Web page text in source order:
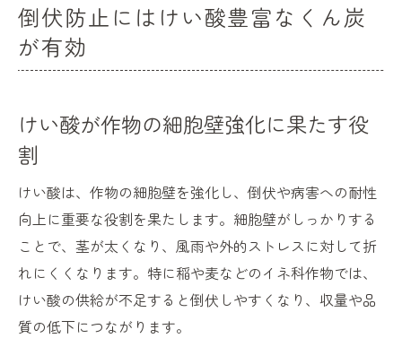
倒伏防止にはけい酸豊富なくん炭
が有効
けい酸が作物の細胞壁強化に果たす役
割
けい酸は、作物の細胞壁を強化し、倒伏や病害への耐性
向上に重要な役割を果たします。細胞壁がしっかりする
ことで、茎が太くなり、風雨や外的ストレスに対して折
れにくくなります。特に稲や麦などのイネ科作物では、
けい酸の供給が不足すると倒伏しやすくなり、収量や品
質の低下につながります。